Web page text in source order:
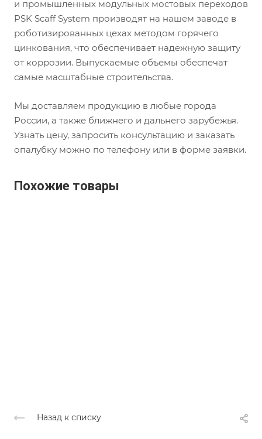
и промышленных модульных мостовых переходов
PSK Scaff System производят на нашем заводе в
роботизированных цехах методом горячего
цинкования, что обеспечивает надежную защиту
от коррозии. Выпускаемые объемы обеспечат
самые масштабные строительства.
Мы доставляем продукцию в любые города
России, а также ближнего и дальнего зарубежья.
Узнать цену, запросить консультацию и заказать
опалубку можно по телефону или в форме заявки.
Похожие товары
Назад к списку